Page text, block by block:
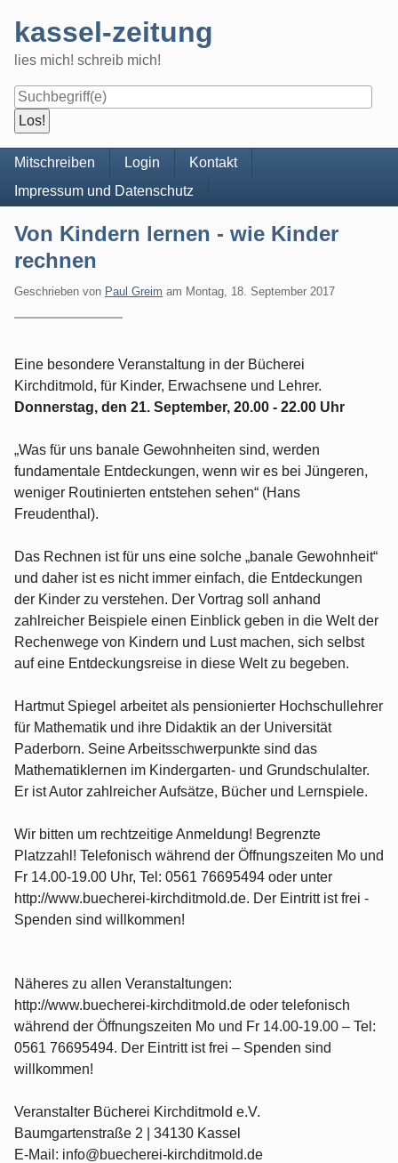
content
kassel-zeitung
lies mich! schreib mich!
Navigation
Mitschreiben Login
Kontakt
Impressum und Datenschutz
Von Kindern lernen - wie Kinder
rechnen
Geschrieben von Paul Greim am Montag, 18. September 2017
Eine besondere Veranstaltung in der Bücherei
Kirchditmold, für Kinder, Erwachsene und Lehrer.
Donnerstag, den 21. September, 20.00 - 22.00 Uhr
„Was für uns banale Gewohnheiten sind, werden
fundamentale Entdeckungen, wenn wir es bei Jüngeren,
weniger Routinierten entstehen sehen“ (Hans
Freudenthal).
Das Rechnen ist für uns eine solche „banale Gewohnheit“
und daher ist es nicht immer einfach, die Entdeckungen
der Kinder zu verstehen. Der Vortrag soll anhand
zahlreicher Beispiele einen Einblick geben in die Welt der
Rechenwege von Kindern und Lust machen, sich selbst
auf eine Entdeckungsreise in diese Welt zu begeben.
Hartmut Spiegel arbeitet als pensionierter Hochschullehrer
für Mathematik und ihre Didaktik an der Universität
Paderborn. Seine Arbeitsschwerpunkte sind das
Mathematiklernen im Kindergarten- und Grundschulalter.
Er ist Autor zahlreicher Aufsätze, Bücher und Lernspiele.
Wir bitten um rechtzeitige Anmeldung! Begrenzte
Platzzahl! Telefonisch während der Öffnungszeiten Mo und
Fr 14.00-19.00 Uhr, Tel: 0561 76695494 oder unter
http://www.buecherei-kirchditmold.de. Der Eintritt ist frei -
Spenden sind willkommen!
Näheres zu allen Veranstaltungen:
http://www.buecherei-kirchditmold.de oder telefonisch
während der Öffnungszeiten Mo und Fr 14.00-19.00 – Tel:
0561 76695494. Der Eintritt ist frei – Spenden sind
willkommen!
Veranstalter Bücherei Kirchditmold e.V.
Baumgartenstraße 2 | 34130 Kassel
E-Mail: info@buecherei-kirchditmold.de